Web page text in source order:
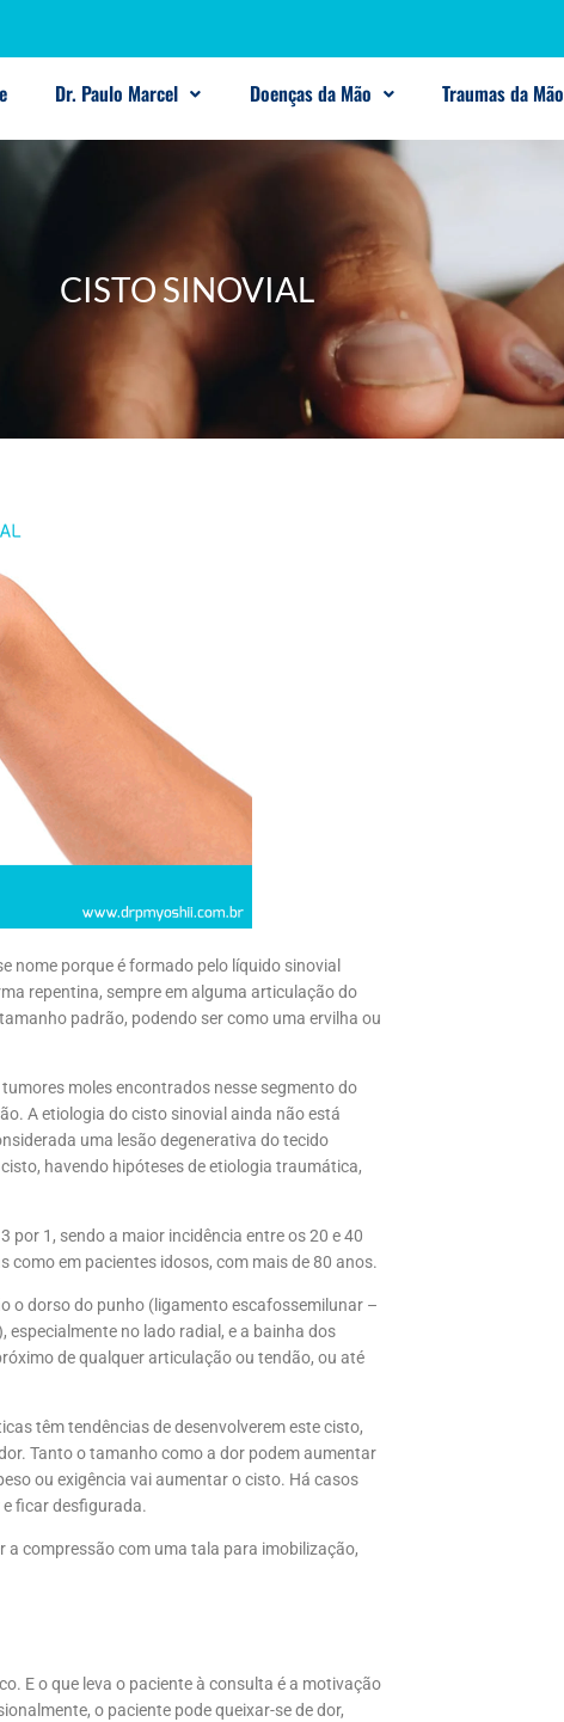
Dr. Paulo Marcel Doenças da Mão Traumas da Mão
CISTO SINOVIAL
nome porque é formado pelo líquido sinovial
repentina, sempre em alguma articulação do
padrão, podendo ser como uma ervilha ou
moles encontrados nesse segmento do
A etiologia do cisto sinovial ainda não está
uma lesão degenerativa do tecido
havendo hipóteses de etiologia traumática,
por 1, sendo a maior incidência entre os 20 e 40
em pacientes idosos, com mais de 80 anos.
o dorso do punho (ligamento escafossemilunar –
no lado radial, e a bainha dos
de qualquer articulação ou tendão, ou até
têm tendências de desenvolverem este cisto,
Tanto o tamanho como a dor podem aumentar
ou exigência vai aumentar o cisto. Há casos
ficar desfigurada.
compressão com uma tala para imobilização,
E o que leva o paciente à consulta é a motivação
o paciente pode queixar-se de dor,